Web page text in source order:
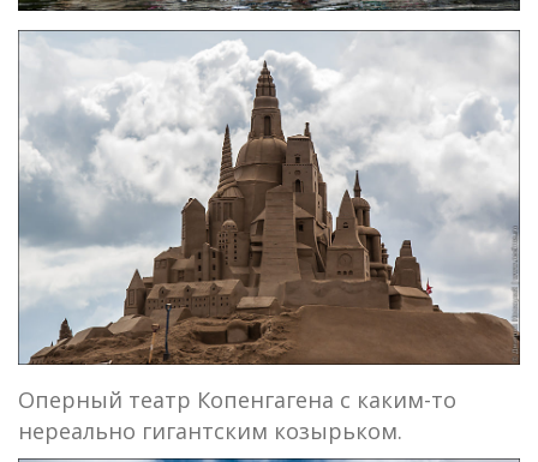
Оперный театр Копенгагена с каким-то
нереально гигантским козырьком.